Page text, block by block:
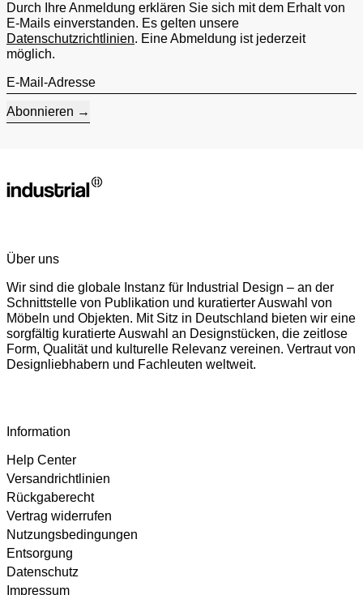
Durch Ihre Anmeldung erklären Sie sich mit dem Erhalt von
E-Mails einverstanden. Es gelten unsere
Datenschutzrichtlinien. Eine Abmeldung ist jederzeit
möglich.
E-Mail-Adresse
Abonnieren
Über uns
Wir sind die globale Instanz für Industrial Design – an der
Schnittstelle von Publikation und kuratierter Auswahl von
Möbeln und Objekten. Mit Sitz in Deutschland bieten wir eine
sorgfältig kuratierte Auswahl an Designstücken, die zeitlose
Form, Qualität und kulturelle Relevanz vereinen. Vertraut von
Designliebhabern und Fachleuten weltweit.
Information
Help Center
Versandrichtlinien
Rückgaberecht
Vertrag widerrufen
Nutzungsbedingungen
Entsorgung
Datenschutz
Impressum